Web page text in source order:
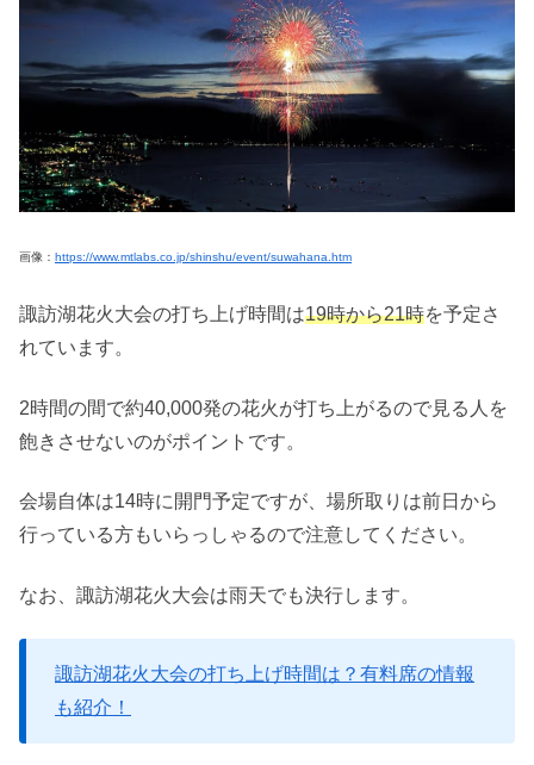
画像： https://www.mtlabs.co.jp/shinshu/event/suwahana.htm
諏訪湖花火大会の打ち上げ時間は19時から21時を予定さ
れています。
2時間の間で約40,000発の花火が打ち上がるので見る人を
飽きさせないのがポイントです。
会場自体は14時に開門予定ですが、場所取りは前日から
行っている方もいらっしゃるので注意してください。
なお、諏訪湖花火大会は雨天でも決行します。
諏訪湖花火大会の打ち上げ時間は？有料席の情報
も紹介！